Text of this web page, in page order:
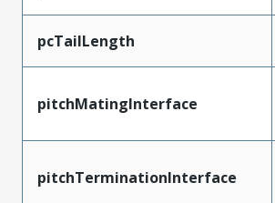
pcTailLength
pitchMatingInterface
pitchTerminationInterface